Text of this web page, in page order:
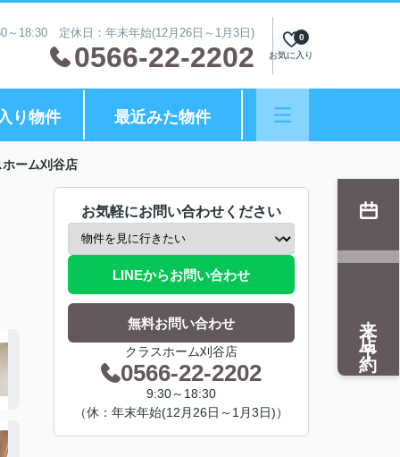
～18:30 定休日：年末年始(12月26日～1月3日)
0566-22-2202 お気に入り
0
り物件 最近みた物件
ーム刈谷店
お気軽にお問い合わせください
LINEからお問い合わせ
無料お問い合わせ
クラスホーム刈谷店
0566-22-2202
9:30～18:30
（休：年末年始(12月26日～1月3日)）
来店予約